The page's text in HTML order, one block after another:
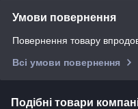
Умови повернення
Повернення товару
Всі умови повернення
Подібні товари